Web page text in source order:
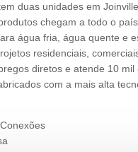
duas unidades em
chegam a todo o
água fria, água quente e
residenciais,
diretos e atende 10
com a mais alta